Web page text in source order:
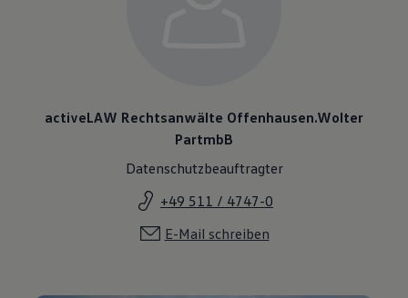
activeLAW Rechtsanwälte Offenhausen.Wolter
PartmbB
Datenschutzbeauftragter
+49 511 / 4747-0
E-Mail schreiben